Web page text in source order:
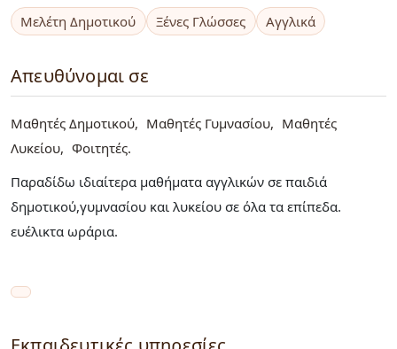
Μελέτη Δημοτικού Ξένες Γλώσσες Αγγλικά
Απευθύνομαι σε
Μαθητές Δημοτικού Μαθητές Γυμνασίου
Μαθητές
Λυκείου
Φοιτητές
Παραδίδω ιδιαίτερα μαθήματα αγγλικών σε παιδιά
δημοτικού,γυμνασίου και λυκείου σε όλα τα επίπεδα.
ευέλικτα ωράρια.